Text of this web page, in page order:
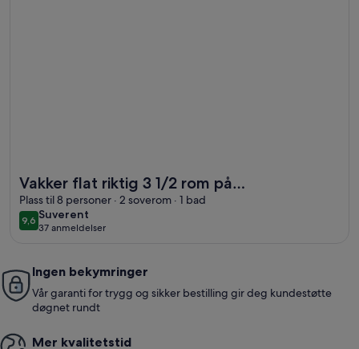
Vakker flat riktig 3 1/2 rom på
jernbanestasjonen - veldig god
togforbindelse til München
Plass til 8 personer · 2 soverom · 1 bad
9,69,6 av 10
Suverent
suverent
37 anmeldelser
(37
Ingen bekymringer
Vår garanti for trygg og sikker bestilling gir deg kundestøtte
døgnet rundt
Mer kvalitetstid